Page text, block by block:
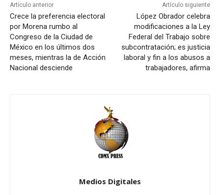
Artículo anterior
Crece la preferencia electoral
por Morena rumbo al
Congreso de la Ciudad de
México en los últimos dos
meses, mientras la de Acción
Nacional desciende
Artículo siguiente
López Obrador celebra
modificaciones a la Ley
Federal del Trabajo sobre
subcontratación; es justicia
laboral y fin a los abusos a
trabajadores, afirma
Medios Digitales